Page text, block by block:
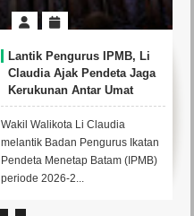
Lantik Pengurus IPMB, Li
Claudia Ajak Pendeta Jaga
Kerukunan Antar Umat
Beragama
Wakil Walikota Li Claudia
melantik Badan Pengurus Ikatan
Pendeta Menetap Batam (IPMB)
periode 2026-2...